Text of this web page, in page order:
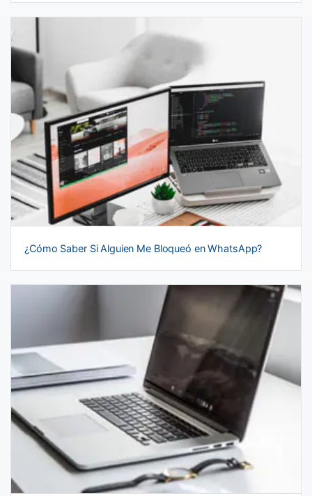
¿Cómo Saber Si Alguien Me Bloqueó en WhatsApp?